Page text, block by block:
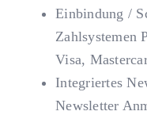
Einbindung /
Zahlsystemen
Visa,
Integriertes
Newsletter